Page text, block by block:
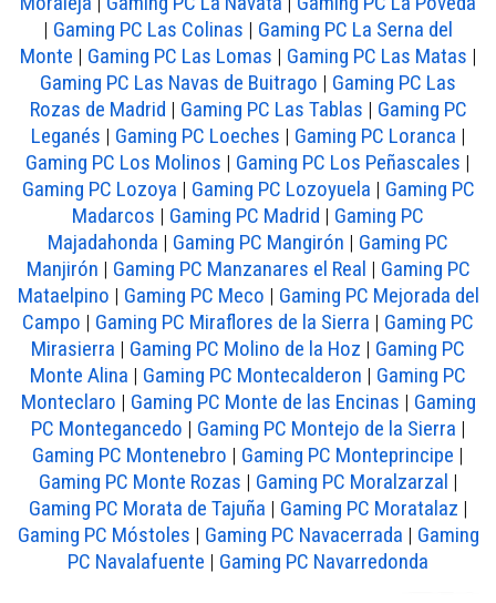
| Gaming PC Las Colinas | Gaming PC La Serna del
Monte | Gaming PC Las Lomas | Gaming PC Las Matas |
Gaming PC Las Navas de Buitrago | Gaming PC Las
Rozas de Madrid | Gaming PC Las Tablas | Gaming PC
Leganés | Gaming PC Loeches | Gaming PC Loranca |
Gaming PC Los Molinos | Gaming PC Los Peñascales |
Gaming PC Lozoya | Gaming PC Lozoyuela | Gaming PC
Madarcos | Gaming PC Madrid | Gaming PC
Majadahonda | Gaming PC Mangirón | Gaming PC
Manjirón | Gaming PC Manzanares el Real | Gaming PC
Mataelpino | Gaming PC Meco | Gaming PC Mejorada del
Campo | Gaming PC Miraflores de la Sierra | Gaming PC
Mirasierra | Gaming PC Molino de la Hoz | Gaming PC
Monte Alina | Gaming PC Montecalderon | Gaming PC
Monteclaro | Gaming PC Monte de las Encinas | Gaming
PC Montegancedo | Gaming PC Montejo de la Sierra |
Gaming PC Montenebro | Gaming PC Monteprincipe |
Gaming PC Monte Rozas | Gaming PC Moralzarzal |
Gaming PC Morata de Tajuña | Gaming PC Moratalaz |
Gaming PC Móstoles | Gaming PC Navacerrada | Gaming
PC Navalafuente | Gaming PC Navarredonda